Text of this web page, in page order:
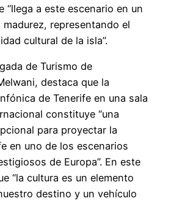
“llega a este escenario en un
representando el
cultural de la isla”.
de Turismo de
destaca que la
de Tenerife en una sala
constituye “una
para proyectar la
en uno de los escenarios
de Europa”. En este
“la cultura es un elemento
destino y un vehículo